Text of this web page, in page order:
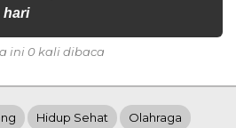
hari
ini 0 kali dibaca
Hidup Sehat Olahraga